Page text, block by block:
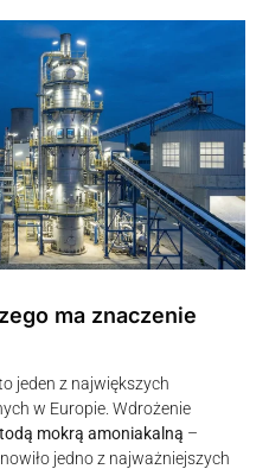
ma znaczenie
jeden z największych
w Europie. Wdrożenie
mokrą amoniakalną –
jedno z najważniejszych